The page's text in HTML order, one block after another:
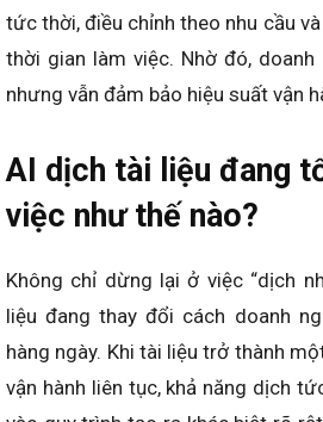
tức thời, điều chỉnh theo nhu cầu
thời gian làm việc. Nhờ đó,
nhưng vẫn đảm bảo hiệu suất vận
AI dịch tài liệu đang
việc như thế nào?
Không chỉ dừng lại ở việc “dịch
liệu đang thay đổi cách doanh
hàng ngày. Khi tài liệu trở thành
vận hành liên tục, khả năng dịch